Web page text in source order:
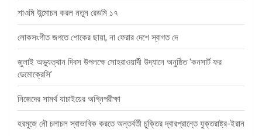
শাওমি উন্মোচন করল নতুন রেডমি ১৭
লোকসংগীত জগতে শোকের ছায়া, না ফেরার দেশে স্বাগত দে
জুলাই অভ্যুত্থান দিবস উপলক্ষে সোহরাওয়ার্দী উদ্যানে অনুষ্ঠিত ‘কনসার্ট ফর
ডেমোক্রেসি’
নিজেদের সামর্থ যাচাইয়ের অগ্নিপরীক্ষা
হরমুজে নৌ চলাচল স্বাভাবিক করতে অন্তর্বর্তী চুক্তির দ্বারপ্রান্তে যুক্তরাষ্ট্র-ইরান